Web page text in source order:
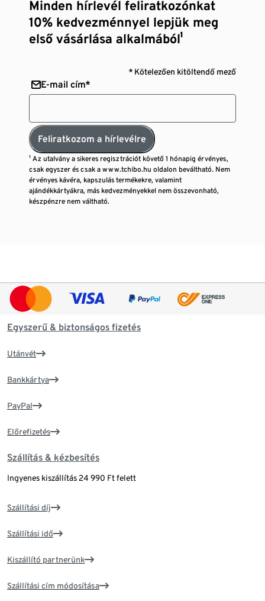
Minden hírlevél feliratkozónkat
10% kedvezménnyel lepjük meg
első vásárlása alkalmából¹
* Kötelezően kitöltendő mező
E-mail cím*
Feliratkozom a hírlevélre
¹ Az utalvány a sikeres regisztrációt követő 1 hónapig érvényes,
csak egyszer és csak a www.tchibo.hu oldalon beváltható. Nem
érvényes kávéra, kapszulás termékekre, valamint
ajándékkártyákra, más kedvezményekkel nem összevonható,
készpénzre nem váltható.
Egyszerű & biztonságos fizetés
Utánvét
Bankkártya
PayPal
Előrefizetés
Szállítás & kézbesítés
Ingyenes kiszállítás 24 990 Ft felett
Szállítási díj
Szállítási idő
Kiszállító partnerünk
Szállítási cím módosítása